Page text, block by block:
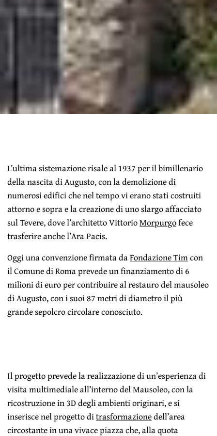
L’ultima sistemazione risale al 1937 per il bimillenario
della nascita di Augusto, con la demolizione di
numerosi edifici che nel tempo vi erano stati costruiti
attorno e sopra e la creazione di uno slargo affacciato
sul Tevere, dove l’architetto VittorioMorpurgofece
trasferire anche l’Ara Pacis.
Oggi una convenzione firmata daFondazione Timcon
il Comune di Roma prevede un finanziamento di 6
milioni di euro per contribuire al restauro del mausoleo
di Augusto, con i suoi 87 metri di diametro il più
grande sepolcro circolare conosciuto.
Il progetto prevede la realizzazione di un’esperienza di
visita multimediale all’interno del Mausoleo, con la
ricostruzione in 3D degli ambienti originari, e si
inserisce nel progetto ditrasformazionedell’area
circostante in una vivace piazza che, alla quota